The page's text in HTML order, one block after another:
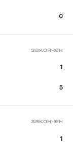
0
закончен
1
5
закончен
1